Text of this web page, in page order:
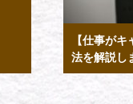
【仕事が
法を解説し